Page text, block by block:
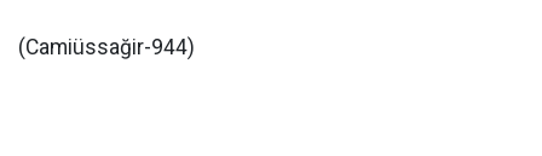
(Camiüssağir-944)